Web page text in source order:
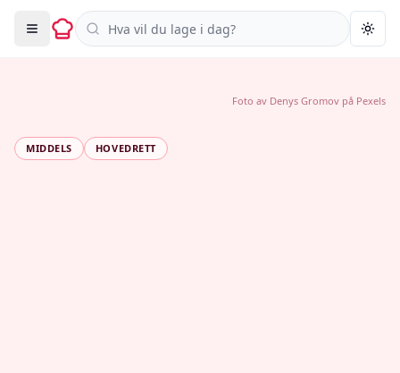
Søk i oppskrifter
MIDDELS HOVEDRETT
Foto av Denys Gromov på Pexels